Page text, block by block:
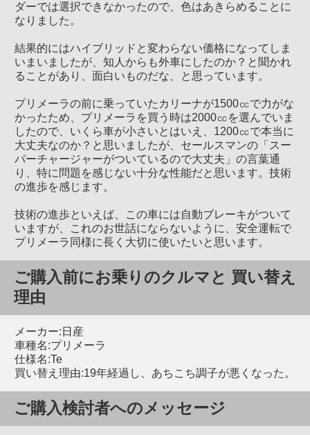
ダーでは選択できなかったので、色はあきらめることに
なりました。
結果的にはハイブリッドと変わらない価格になってしま
いまいましたが、知人からも外車にしたのか？と聞かれ
ることがあり、面白いものだな、と思っています。
プリメーラの前に乗っていたカリーナが1500㏄で力がな
かったため、プリメーラを買う時は2000㏄を選んでいま
したので、いくら車が小さいとはいえ、1200㏄で本当に
大丈夫なのか？と思いましたが、セールスマンの「スー
パーチャージャーがついているので大丈夫」の言葉通
り、特に問題を感じない十分な性能だと思います。技術
の進歩を感じます。
技術の進歩といえば、この車には自動ブレーキがついて
いますが、これのお世話にならないように、安全運転で
プリメーラ同様に長く大切に使いたいと思います。
ご購入前にお乗りのクルマと 買い替え
理由
メーカー:日産
車種名:プリメーラ
仕様名:Te
買い替え理由:19年経過し、あちこち調子が悪くなった。
ご購入検討者へのメッセージ